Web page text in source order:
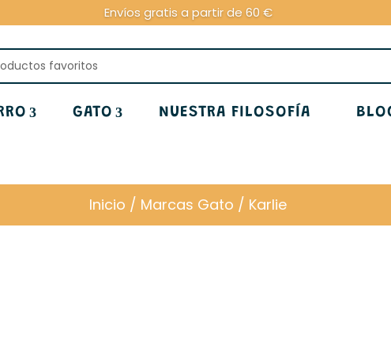
Envíos gratis a partir de 60 €
GATO NUESTRA FILOSOFÍA
Inicio / Marcas Gato / Karlie